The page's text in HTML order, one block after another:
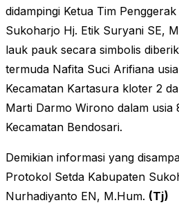
didampingi Ketua Tim
Sukoharjo Hj. Etik Suryani SE,
lauk pauk secara simbolis
termuda Nafita Suci Arifiana
Kecamatan Kartasura kloter 2
Marti Darmo Wirono dalam usia
Kecamatan Bendosari.
Demikian informasi yang
Protokol Setda Kabupaten
Nurhadiyanto EN, M.Hum. (Tj)